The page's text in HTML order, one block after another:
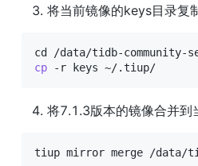
将当前镜像的keys目录复
cd
cp -r keys ~/.tiup/
将7.1.3版本的镜像合并到
tiup mirror merge /data/